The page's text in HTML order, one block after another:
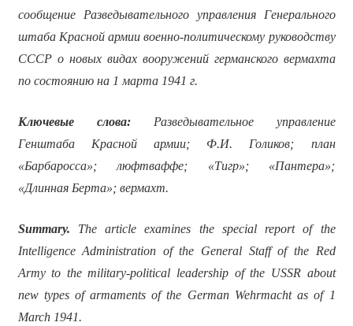
сообщение Разведывательного управления Генерального
штаба Красной армии военно-политическому руководству
СССР о новых видах вооружений германского вермахта
по состоянию на 1 марта 1941 г.
Ключевые слова:Разведывательное управление
Генштаба Красной армии; Ф.И. Голиков; план
«Барбаросса»; люфтваффе; «Тигр»; «Пантера»;
«Длинная Берта»; вермахт.
Summary. The article examines the special report of the
Intelligence Administration of the General Staff of the Red
Army to the military-political leadership of the USSR about
new types of armaments of the German Wehrmacht as of 1
March 1941.